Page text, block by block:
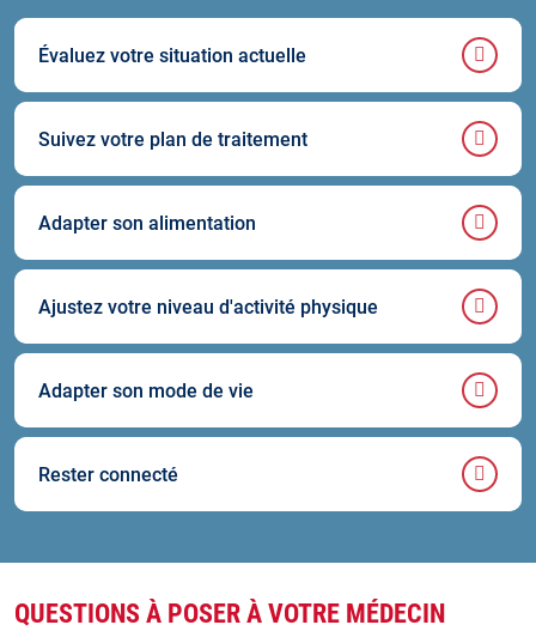
Évaluez votre situation actuelle
Suivez votre plan de traitement
Adapter son alimentation
Ajustez votre niveau d'activité physique
Adapter son mode de vie
Rester connecté
QUESTIONS À POSER À VOTRE MÉDECIN